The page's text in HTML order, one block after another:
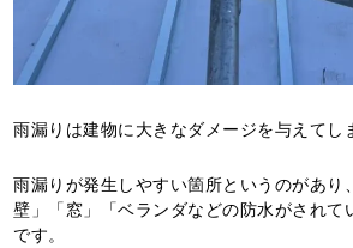
雨漏りは建物に大きなダメージを与えてし
雨漏りが発生しやすい箇所というのがあり
壁」「窓」「ベランダなどの防水がされて
です。